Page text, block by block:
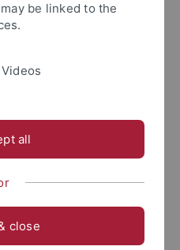
be linked to the
Videos
all
close